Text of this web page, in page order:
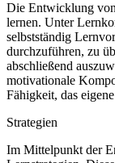
Die Entwicklung
lernen. Unter
selbstständig
durchzuführen, zu
abschließend
motivationale
Fähigkeit, das
Strategien
Im Mittelpunkt der